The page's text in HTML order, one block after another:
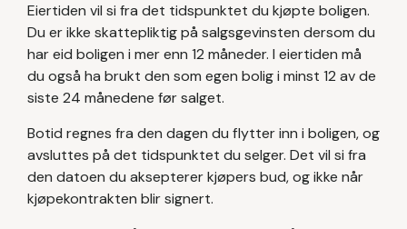
Eiertiden vil si fra det tidspunktet du kjøpte boligen.
Du er ikke skattepliktig på salgsgevinsten dersom du
har eid boligen i mer enn 12 måneder. I eiertiden må
du også ha brukt den som egen bolig i minst 12 av de
siste 24 månedene før salget.
Botid regnes fra den dagen du flytter inn i boligen, og
avsluttes på det tidspunktet du selger. Det vil si fra
den datoen du aksepterer kjøpers bud, og ikke når
kjøpekontrakten blir signert.